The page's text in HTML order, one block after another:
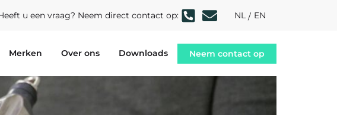
u een vraag? Neem direct contact op: NL EN
Merken Over ons Downloads Neem contact op